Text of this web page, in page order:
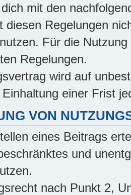
mit den
diesen Regelungen
Für die
Regelungen.
wird auf
einer Frist
VON
eines Beitrags
und
nach Punkt 2,